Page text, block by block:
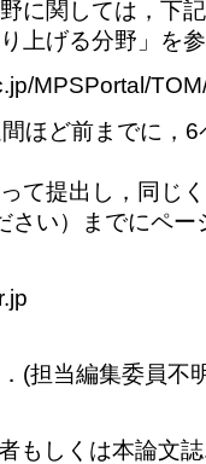
に関しては，下
上げる分野」を
MPSPortal/
ほど前までに，
て提出し，同じ
さい）までにペ
(担当編集委員不
もしくは本論文